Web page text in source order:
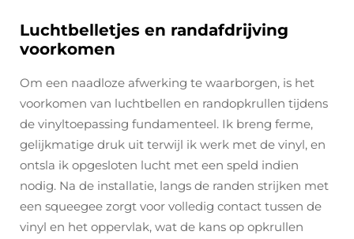
Luchtbelletjes en randafdrijving
voorkomen
Om een naadloze afwerking te waarborgen, is het
voorkomen van luchtbellen en randopkrullen tijdens
de vinyltoepassing fundamenteel. Ik breng ferme,
gelijkmatige druk uit terwijl ik werk met de vinyl, en
ontsla ik opgesloten lucht met een speld indien
nodig. Na de installatie, langs de randen strijken met
een squeegee zorgt voor volledig contact tussen de
vinyl en het oppervlak, wat de kans op opkrullen